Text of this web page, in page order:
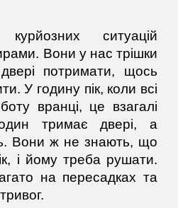
ситуацій
Вони у нас трішки
потримати, щось
У годину пік, коли всі
вранці, це взагалі
тримає двері, а
Вони ж не знають, що
і йому треба рушати.
на пересадках та